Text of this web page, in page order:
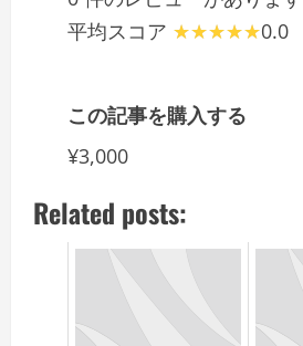
平均スコア
0.0
この記事を購入する
¥3,000
Related posts: